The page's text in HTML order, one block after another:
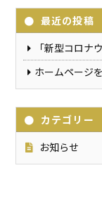
最近の投稿
「新型コロナ
ホームページ
カテゴリー
お知らせ